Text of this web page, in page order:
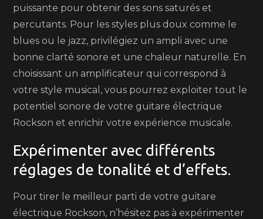
puissante pour obtenir des sons saturés et
percutants. Pour les styles plus doux comme le
blues ou le jazz, privilégiez un ampli avec une
bonne clarté sonore et une chaleur naturelle. En
choisissant un amplificateur qui correspond à
votre style musical, vous pourrez exploiter tout le
potentiel sonore de votre guitare électrique
Rockson et enrichir votre expérience musicale.
Expérimenter avec différents
réglages de tonalité et d’effets.
Pour tirer le meilleur parti de votre guitare
électrique Rockson, n’hésitez pas à expérimenter